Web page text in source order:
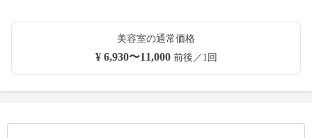
美容室の通常価格
¥ 6,930〜11,000前後／1回